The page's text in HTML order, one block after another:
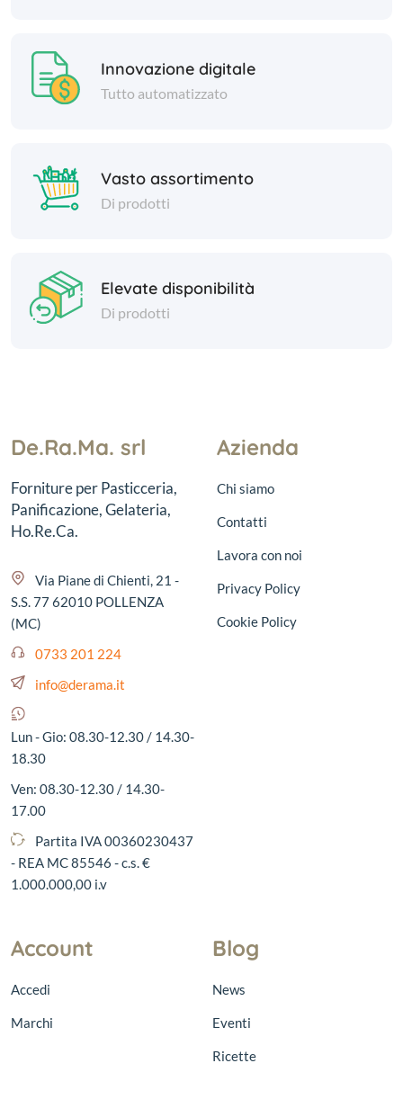
Innovazione digitale
Tutto automatizzato
Vasto assortimento
Di prodotti
Elevate disponibilità
Di prodotti
De.Ra.Ma. srl
Forniture per Pasticceria,
Panificazione, Gelateria,
Ho.Re.Ca.
Via Piane di Chienti, 21 -
S.S. 77 62010 POLLENZA
(MC)
0733 201 224
info@derama.it
Lun - Gio: 08.30-12.30 / 14.30-
18.30
Ven: 08.30-12.30 / 14.30-
17.00
Partita IVA 00360230437
- REA MC 85546 - c.s. €
1.000.000,00 i.v
Azienda
Chi siamo
Contatti
Lavora con noi
Privacy Policy
Cookie Policy
Account
Accedi
Marchi
Blog
News
Eventi
Ricette